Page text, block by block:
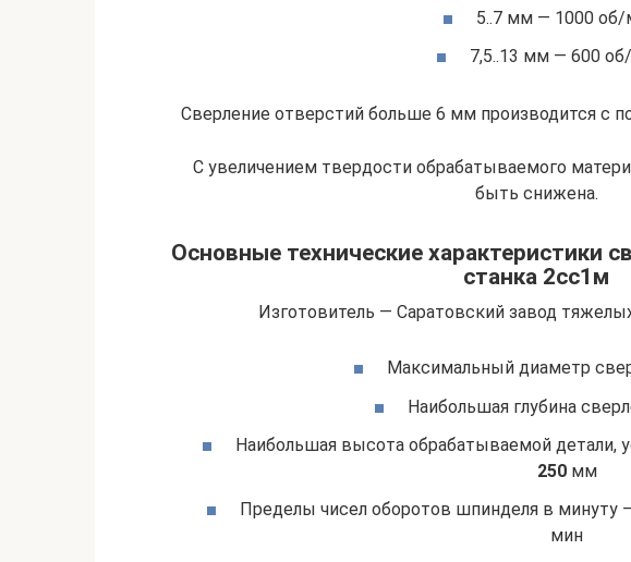
5..7 мм — 1000 об/
7,5..13 мм — 600
Сверление отверстий больше 6 мм производится с
С увеличением твердости обрабатываемого
быть снижена.
Основные технические характеристики
станка 2сс1м
Изготовитель — Саратовский завод
Максимальный диаметр
Наибольшая глубина
Наибольшая высота обрабатываемой детали,
250мм
Пределы чисел оборотов шпинделя в минуту
мин